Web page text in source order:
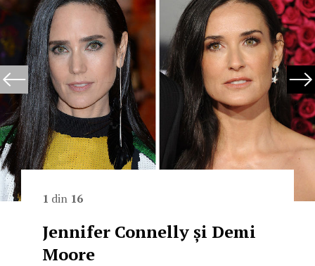
1 din 16
Jennifer Connelly și Demi
Moore